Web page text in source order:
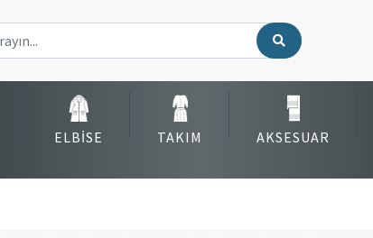
ELBISE TAKIM AKSESUAR